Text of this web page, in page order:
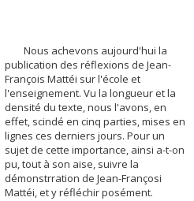
Nous achevons aujourd'hui la
publication des réflexions de Jean-
François Mattéi sur l'école et
l'enseignement. Vu la longueur et la
densité du texte, nous l'avons, en
effet, scindé en cinq parties, mises en
lignes ces derniers jours. Pour un
sujet de cette importance, ainsi a-t-on
pu, tout à son aise, suivre la
démonstrration de Jean-Françosi
Mattéi, et y réfléchir posément.